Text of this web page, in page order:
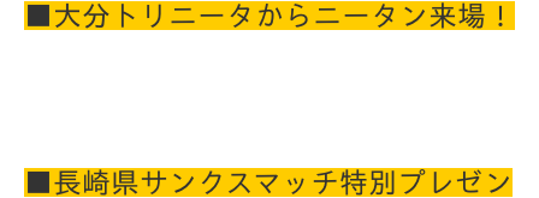
■大分トリニータからニータン来場！
■長崎県サンクスマッチ特別プレゼン